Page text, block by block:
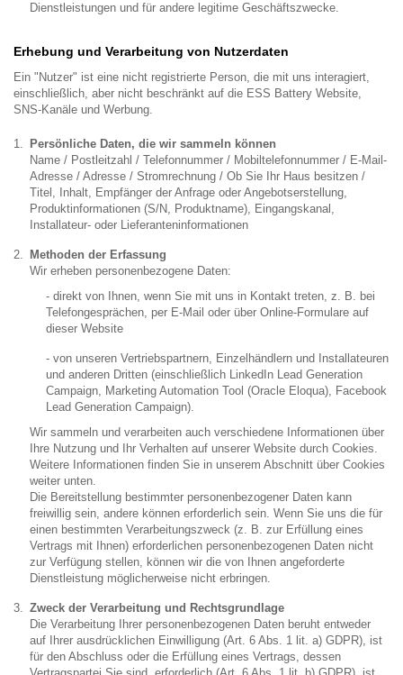
Dienstleistungen und für andere legitime Geschäftszwecke.
Erhebung und Verarbeitung von Nutzerdaten
Ein "Nutzer" ist eine nicht registrierte Person, die mit uns interagiert,
einschließlich, aber nicht beschränkt auf die ESS Battery Website,
SNS-Kanäle und Werbung.
Persönliche Daten, die wir sammeln können
Name / Postleitzahl / Telefonnummer / Mobiltelefonnummer / E-Mail-
Adresse / Adresse / Stromrechnung / Ob Sie Ihr Haus besitzen /
Titel, Inhalt, Empfänger der Anfrage oder Angebotserstellung,
Produktinformationen (S/N, Produktname), Eingangskanal,
Installateur- oder Lieferanteninformationen
Methoden der Erfassung
Wir erheben personenbezogene Daten:
- direkt von Ihnen, wenn Sie mit uns in Kontakt treten, z. B. bei
Telefongesprächen, per E-Mail oder über Online-Formulare auf
dieser Website
- von unseren Vertriebspartnern, Einzelhändlern und Installateuren
und anderen Dritten (einschließlich LinkedIn Lead Generation
Campaign, Marketing Automation Tool (Oracle Eloqua), Facebook
Lead Generation Campaign).
Wir sammeln und verarbeiten auch verschiedene Informationen über
Ihre Nutzung und Ihr Verhalten auf unserer Website durch Cookies.
Weitere Informationen finden Sie in unserem Abschnitt über Cookies
weiter unten.
Die Bereitstellung bestimmter personenbezogener Daten kann
freiwillig sein, andere können erforderlich sein. Wenn Sie uns die für
einen bestimmten Verarbeitungszweck (z. B. zur Erfüllung eines
Vertrags mit Ihnen) erforderlichen personenbezogenen Daten nicht
zur Verfügung stellen, können wir die von Ihnen angeforderte
Dienstleistung möglicherweise nicht erbringen.
Zweck der Verarbeitung und Rechtsgrundlage
Die Verarbeitung Ihrer personenbezogenen Daten beruht entweder
auf Ihrer ausdrücklichen Einwilligung (Art. 6 Abs. 1 lit. a) GDPR), ist
für den Abschluss oder die Erfüllung eines Vertrags, dessen